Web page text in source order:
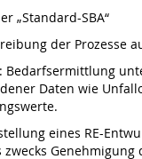
„Standard-SBA“
der Prozesse
: Bedarfsermittlung
Daten wie
eines RE-
Genehmigung